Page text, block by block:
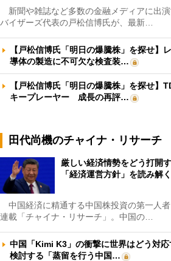
新聞や雑誌など多数の金融メディアに出
バイザーズ代表の戸松信博氏が、最新…
【戸松信博氏「明日の爆騰株」を探せ】
導体の製造に不可欠な検査装…
【戸松信博氏「明日の爆騰株」を探せ】
キープレーヤー 成長の再評…
田代尚機のチャイナ・リサーチ
厳しい経済情勢をどう打開
「経済運営方針」を読み
中国経済に精通する中国株投資の第一人
連載「チャイナ・リサーチ」。中国の…
中国「Kimi K3」の衝撃に世界はどう対
検討する「蒸留を行う中国…